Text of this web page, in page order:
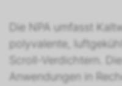
Die NPA umfasst
polyvalente,
Scroll-Verdichtern.
Anwendungen in